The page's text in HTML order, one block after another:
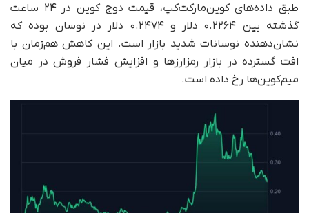
طبق داده‌های کوین‌مارکت‌کپ، قیمت دوج کوین در ۲۴ ساعت
گذشته بین ۰.۲۲۶۴ دلار و ۰.۲۴۷۴ دلار در نوسان بوده که
نشان‌دهنده نوسانات شدید بازار است. این کاهش هم‌زمان با
افت گسترده در بازار رمزارزها و افزایش فشار فروش در میان
میم‌کوین‌ها رخ داده است.